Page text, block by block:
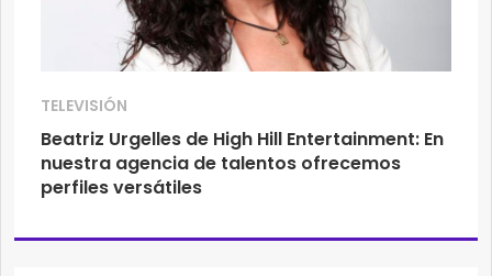
TELEVISIÓN
Beatriz Urgelles de High Hill Entertainment: En
nuestra agencia de talentos ofrecemos
perfiles versátiles